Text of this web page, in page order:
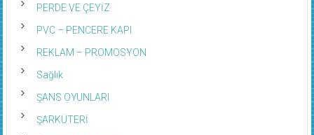
PERDE VE ÇEYİZ
PVC – PENCERE KAPI
REKLAM – PROMOSYON
Sağlık
ŞANS OYUNLARI
ŞARKÜTERİ